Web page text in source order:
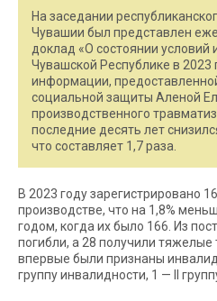
На заседании
Чувашии был представлен
доклад «О состоянии условий
Чувашской Республике в 2023
информации,
социальной защиты Аленой
производственного
последние десять лет
что составляет 1,7 раза.
В 2023 году зарегистрировано
производстве, что на 1,8%
годом, когда их было 166. Из
погибли, а 28 получили
впервые были признаны
группу инвалидности, 1 — II